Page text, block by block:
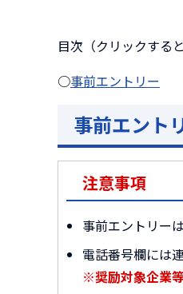
目次（クリックする
○事前エントリー
事前エント
注意事項
事前エントリーは
電話番号欄には
※奨励対象企業